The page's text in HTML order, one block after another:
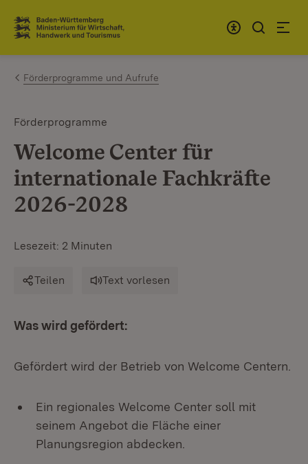
Zum Inhalt springen
Link zur Startseite
Förderprogramme und Aufrufe
Förderprogramme
Welcome Center für
internationale Fachkräfte
2026-2028
Lesezeit: 2 Minuten
Teilen Text vorlesen
Was wird gefördert:
Gefördert wird der Betrieb von Welcome Centern.
Ein regionales Welcome Center soll mit
seinem Angebot die Fläche einer
Planungsregion abdecken.